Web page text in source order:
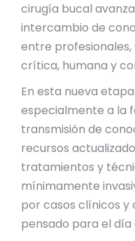
cirugía bucal
intercambio de
entre
crítica, humana y
En esta nueva
especialmente a la
transmisión de
recursos
tratamientos y
mínimamente
por casos clínicos
pensado para el día